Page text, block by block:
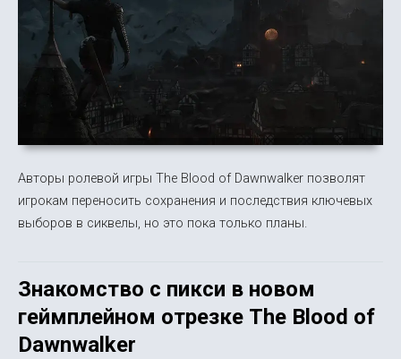
Авторы ролевой игры The Blood of Dawnwalker позволят
игрокам переносить сохранения и последствия ключевых
выборов в сиквелы, но это пока только планы.
Знакомство с пикси в новом
геймплейном отрезке The Blood of
Dawnwalker